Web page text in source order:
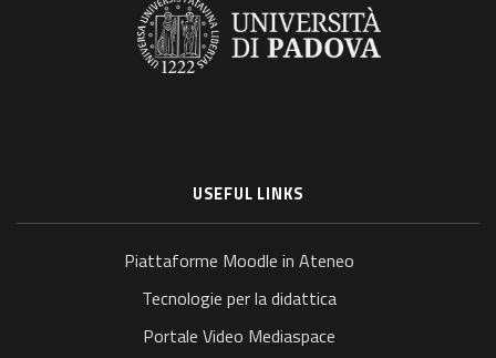
USEFUL LINKS
Piattaforme Moodle in Ateneo
Tecnologie per la didattica
Portale Video Mediaspace